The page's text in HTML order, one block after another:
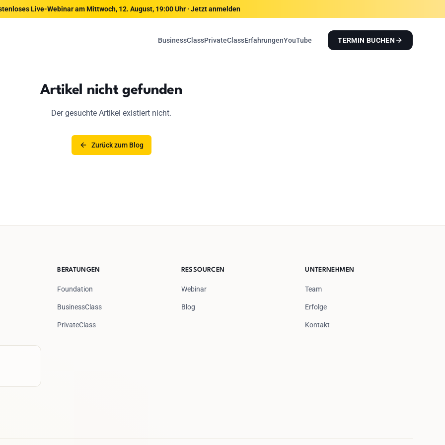
Live-Webinar am Mittwoch, 12. August, 19:00 Uhr · Jetzt anmelden
BusinessClassPrivateClassErfahrungenYouTube TERMIN BUCHEN
Artikel nicht gefunden
Der gesuchte Artikel existiert nicht.
Zurück zum Blog
BERATUNGEN
Foundation
BusinessClass
PrivateClass
RESSOURCEN
Webinar
Blog
UNTERNEHMEN
Team
Erfolge
Kontakt